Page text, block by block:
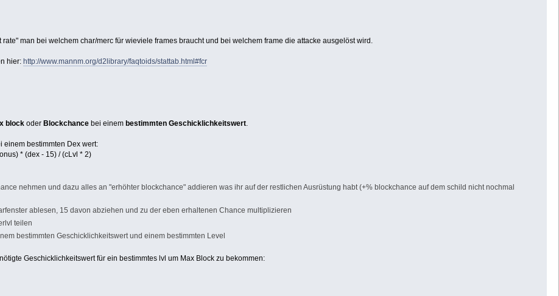
man bei welchem char/merc für wieviele frames braucht und bei welchem frame die attacke ausgelöst wird.
hier: http://www.mannm.org/d2library/faqtoids/stattab.html#fcr
blockoder Blockchancebei einem bestimmten Geschicklichkeitswert.
einem bestimmten Dex wert:
* (dex - 15) / (cLvl * 2)
nehmen und dazu alles an "erhöhter blockchance" addieren was ihr auf der restlichen Ausrüstung habt (+% blockchance auf dem schild nicht nochmal
ablesen, 15 davon abziehen und zu der eben erhaltenen Chance multiplizieren
teilen
bestimmten Geschicklichkeitswert und einem bestimmten Level
Geschicklichkeitswert für ein bestimmtes lvl um Max Block zu bekommen: